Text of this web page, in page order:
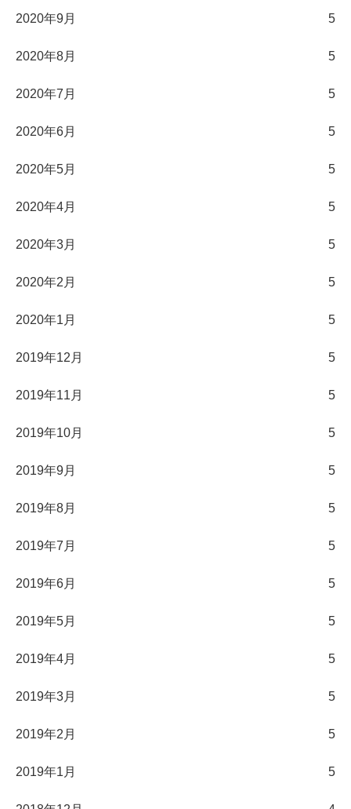
2020年9月 5
2020年8月 5
2020年7月 5
2020年6月 5
2020年5月 5
2020年4月 5
2020年3月 5
2020年2月 5
2020年1月 5
2019年12月 5
2019年11月 5
2019年10月 5
2019年9月 5
2019年8月 5
2019年7月 5
2019年6月 5
2019年5月 5
2019年4月 5
2019年3月 5
2019年2月 5
2019年1月 5